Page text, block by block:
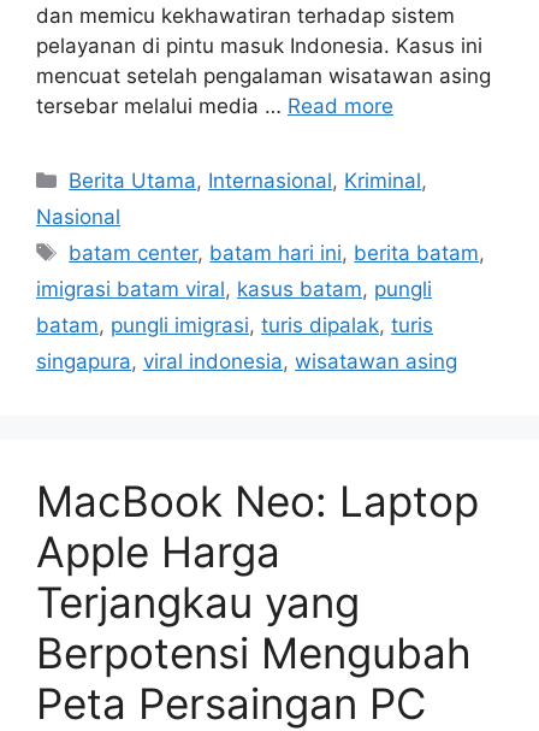
dan memicu kekhawatiran terhadap sistem
pelayanan di pintu masuk Indonesia. Kasus ini
mencuat setelah pengalaman wisatawan asing
tersebar melalui media … Read more
C
a
e
g
o
r
Berita Utama, Internasional, Kriminal,
Nasional
T
a
g
s
batam center, batam hari ini, berita batam,
imigrasi batam viral, kasus batam, pungli
batam, pungli imigrasi, turis dipalak, turis
singapura, viral indonesia, wisatawan asing
MacBook Neo: Laptop
Apple Harga
Terjangkau yang
Berpotensi Mengubah
Peta Persaingan PC